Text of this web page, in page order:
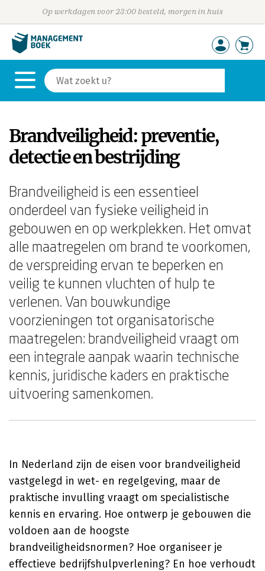
Op werkdagen voor 23:00 besteld, morgen in huis
Brandveiligheid: preventie,
detectie en bestrijding
Brandveiligheid is een essentieel
onderdeel van fysieke veiligheid in
gebouwen en op werkplekken. Het omvat
alle maatregelen om brand te voorkomen,
de verspreiding ervan te beperken en
veilig te kunnen vluchten of hulp te
verlenen. Van bouwkundige
voorzieningen tot organisatorische
maatregelen: brandveiligheid vraagt om
een integrale aanpak waarin technische
kennis, juridische kaders en praktische
uitvoering samenkomen.
In Nederland zijn de eisen voor brandveiligheid
vastgelegd in wet- en regelgeving, maar de
praktische invulling vraagt om specialistische
kennis en ervaring. Hoe ontwerp je gebouwen die
voldoen aan de hoogste
brandveiligheidsnormen? Hoe organiseer je
effectieve bedrijfshulpverlening? En hoe verhoudt